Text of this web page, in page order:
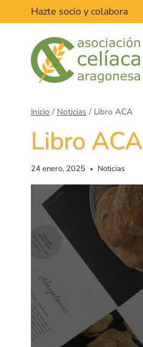
Hazte socio y colabora
Inicio / Noticias / Libro ACA
Libro ACA
24 enero, 2025 Noticias